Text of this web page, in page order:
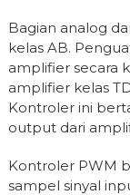
Bagian analog
kelas AB.
amplifier secara
amplifier kelas
Kontroler ini
output dari
Kontroler PWM
sampel sinyal